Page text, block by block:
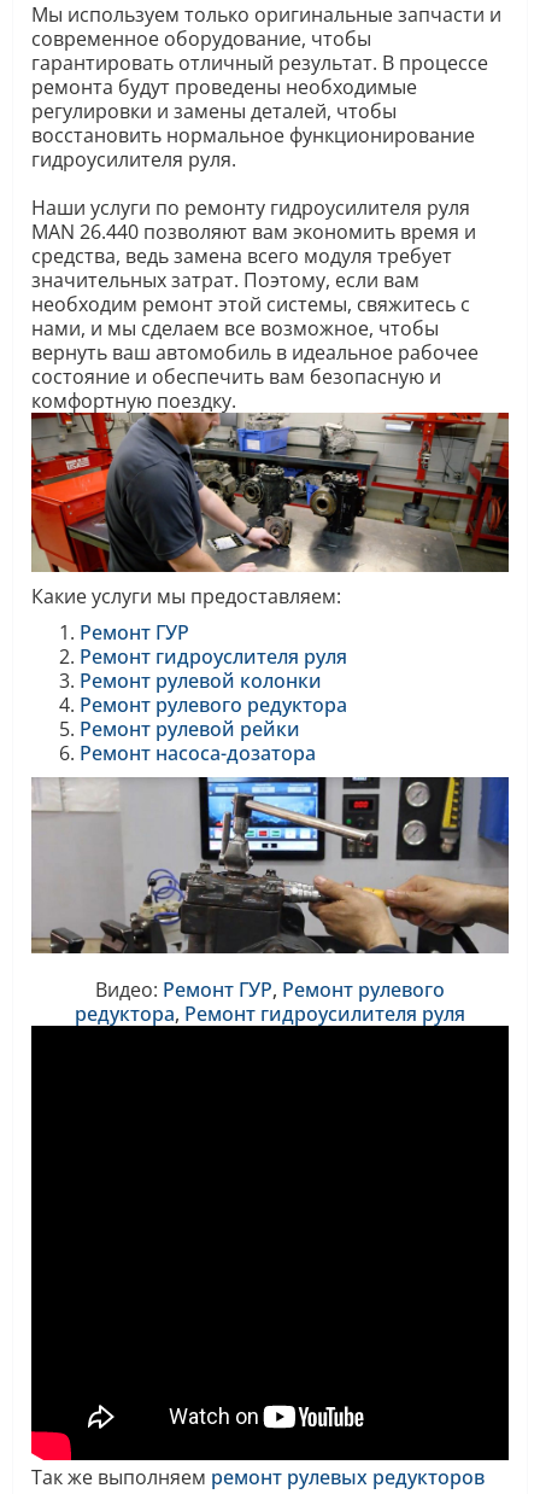
Мы используем только оригинальные запчасти и
современное оборудование, чтобы
гарантировать отличный результат. В процессе
ремонта будут проведены необходимые
регулировки и замены деталей, чтобы
восстановить нормальное функционирование
гидроусилителя руля.
Наши услуги по ремонту гидроусилителя руля
MAN 26.440 позволяют вам экономить время и
средства, ведь замена всего модуля требует
значительных затрат. Поэтому, если вам
необходим ремонт этой системы, свяжитесь с
нами, и мы сделаем все возможное, чтобы
вернуть ваш автомобиль в идеальное рабочее
состояние и обеспечить вам безопасную и
комфортную поездку.
Какие услуги мы предоставляем:
Ремонт ГУР
Ремонт гидроуслителя руля
Ремонт рулевой колонки
Ремонт рулевого редуктора
Ремонт рулевой рейки
Ремонт насоса-дозатора
Видео: Ремонт ГУР, Ремонт рулевого
редуктора, Ремонт гидроусилителя руля
Так же выполняем ремонт рулевых редукторов